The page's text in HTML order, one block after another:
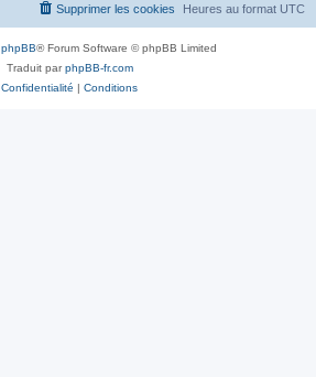
e
Heures au format UTC
Supprimer les cookies
phpBB® Forum Software © phpBB Limited
Traduit parphpBB-fr.com
Confidentialité | Conditions